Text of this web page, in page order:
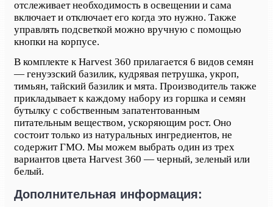
отслеживает необходимость в освещении и сама
включает и отключает его когда это нужно. Также
управлять подсветкой можно вручную с помощью
кнопки на корпусе.
В комплекте к Harvest 360 прилагается 6 видов семян
— генуэзский базилик, кудрявая петрушка, укроп,
тимьян, тайский базилик и мята. Производитель также
прикладывает к каждому набору из горшка и семян
бутылку с собственным запатентованным
питательным веществом, ускоряющим рост. Оно
состоит только из натуральных ингредиентов, не
содержит ГМО. Мы можем выбрать один из трех
вариантов цвета Harvest 360 — черный, зеленый или
белый.
Дополнительная информация: